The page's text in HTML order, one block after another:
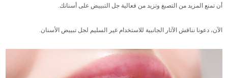
أن تمنع المزيد من التصبغ وتزيد من فعالية جل التبييض على أسنانك.
الآن، دعونا نناقش الآثار الجانبية للاستخدام غير السليم لجل تبييض الأسنان.